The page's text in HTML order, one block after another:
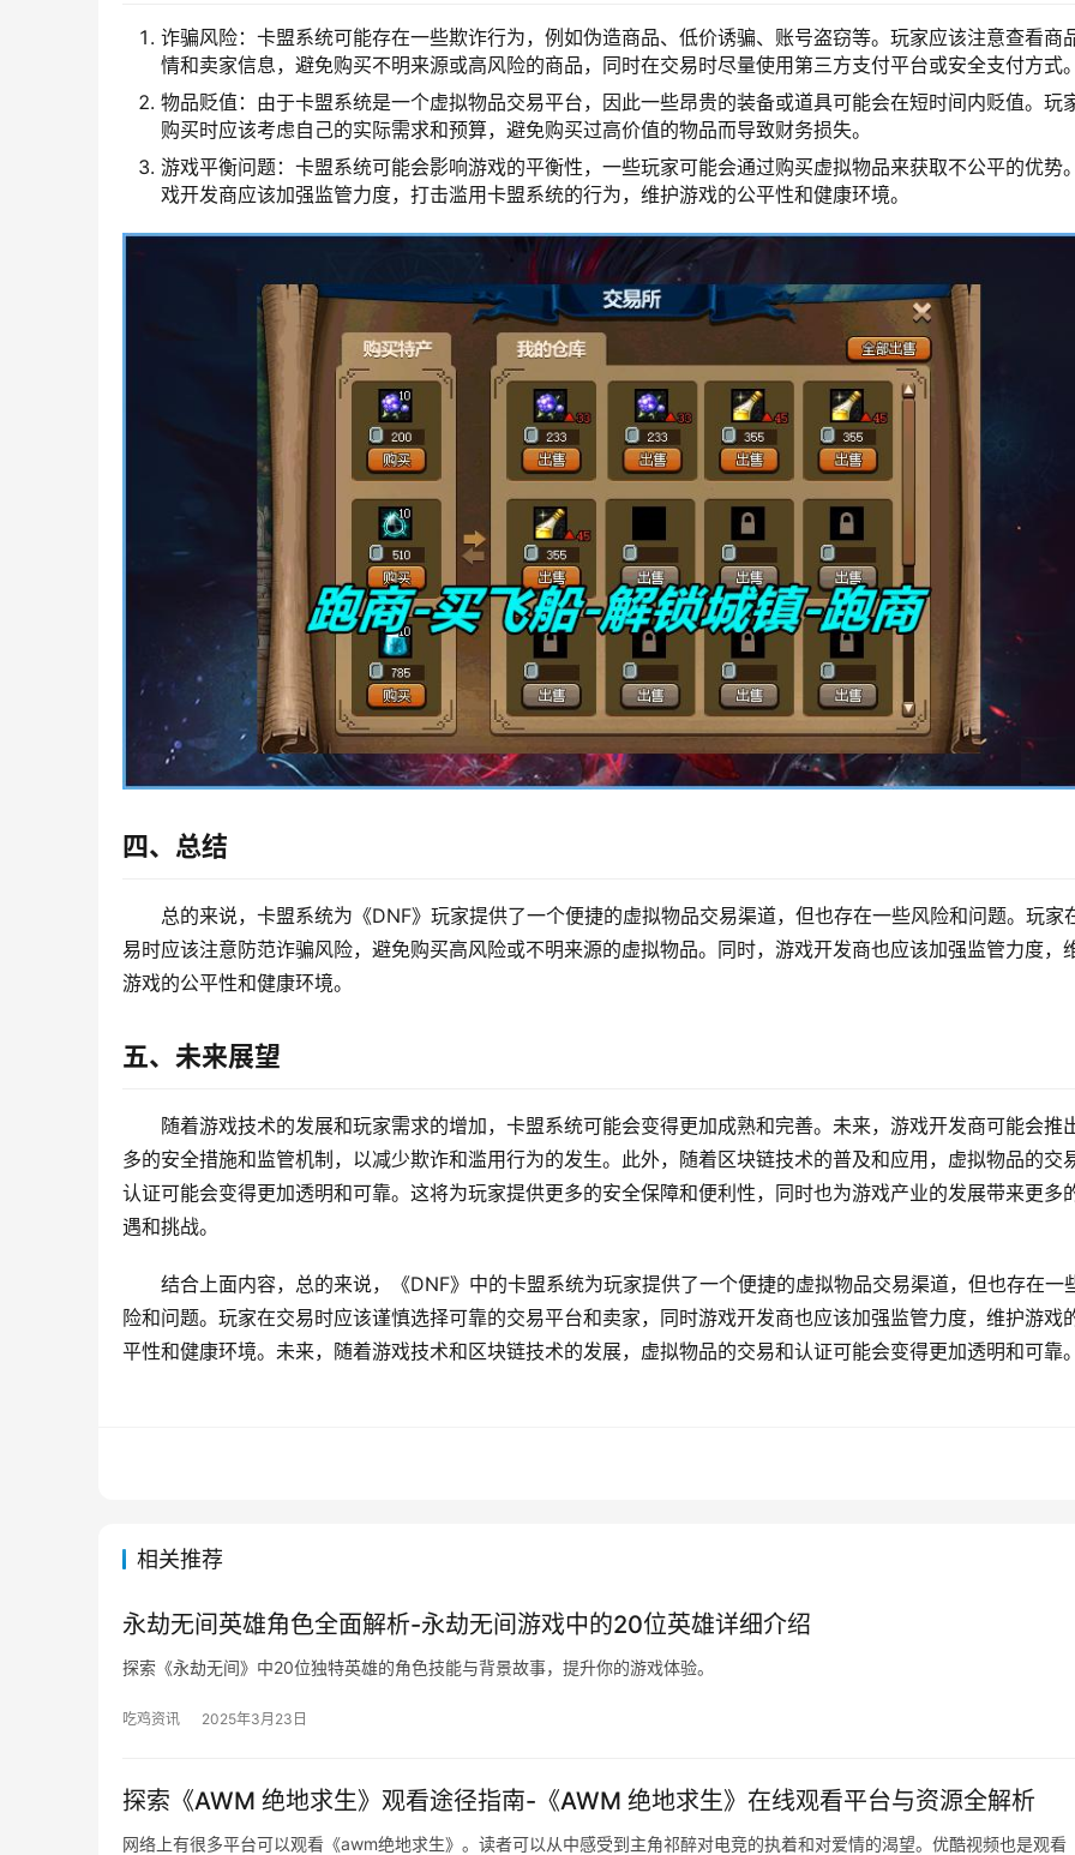
诈骗风险：卡盟系统可能存在一些欺诈行为，例如伪造商品、低价诱骗、账号盗窃等。玩家应该注意查看商
情和卖家信息，避免购买不明来源或高风险的商品，同时在交易时尽量使用第三方支付平台或安全支付方式。
物品贬值：由于卡盟系统是一个虚拟物品交易平台，因此一些昂贵的装备或道具可能会在短时间内贬值。玩
购买时应该考虑自己的实际需求和预算，避免购买过高价值的物品而导致财务损失。
游戏平衡问题：卡盟系统可能会影响游戏的平衡性，一些玩家可能会通过购买虚拟物品来获取不公平的优势
戏开发商应该加强监管力度，打击滥用卡盟系统的行为，维护游戏的公平性和健康环境。
四、总结
总的来说，卡盟系统为《DNF》玩家提供了一个便捷的虚拟物品交易渠道，但也存在一些风险和问题。玩家
易时应该注意防范诈骗风险，避免购买高风险或不明来源的虚拟物品。同时，游戏开发商也应该加强监管力度，
游戏的公平性和健康环境。
五、未来展望
随着游戏技术的发展和玩家需求的增加，卡盟系统可能会变得更加成熟和完善。未来，游戏开发商可能会推
多的安全措施和监管机制，以减少欺诈和滥用行为的发生。此外，随着区块链技术的普及和应用，虚拟物品的交
认证可能会变得更加透明和可靠。这将为玩家提供更多的安全保障和便利性，同时也为游戏产业的发展带来更多
遇和挑战。
结合上面内容，总的来说，《DNF》中的卡盟系统为玩家提供了一个便捷的虚拟物品交易渠道，但也存在一
险和问题。玩家在交易时应该谨慎选择可靠的交易平台和卖家，同时游戏开发商也应该加强监管力度，维护游戏
平性和健康环境。未来，随着游戏技术和区块链技术的发展，虚拟物品的交易和认证可能会变得更加透明和可靠。
相关推荐
永劫无间英雄角色全面解析-永劫无间游戏中的20位英雄详细介绍
探索《永劫无间》中20位独特英雄的角色技能与背景故事，提升你的游戏体验。
吃鸡资讯 2025年3月23日
探索《AWM 绝地求生》观看途径指南-《AWM 绝地求生》在线观看平台与资源全解析
网络上有很多平台可以观看《awm绝地求生》。读者可以从中感受到主角祁醉对电竞的执着和对爱情的渴望。优酷视频也是观看